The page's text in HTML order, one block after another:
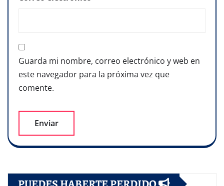
Guarda mi nombre, correo electrónico y web en
este navegador para la próxima vez que
comente.